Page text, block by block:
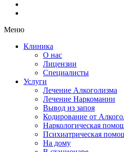
Меню
Клиника
О нас
Лицензии
Специалисты
Услуги
Лечение Алкоголизма
Лечение Наркомании
Вывод из запоя
Кодирование от
Наркологическая
Психиатрическая
На дому